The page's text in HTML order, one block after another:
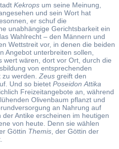
Kekrops um seine Meinung,
und sein Wort hat
er schuf die
unabhängige Gerichtsbarkeit ein
Wahlrecht – den Männern und
Wettstreit vor, in denen die beiden
Angebot unterbreiten sollen,
wert wären, dort vor Ort, durch die
von entsprechenden
werden. Zeus greift den
Und so bietet Poseidon Attika
Freizeitangebote an, während
Olivenbaum pflanzt und
an Nahrung auf
Antike erscheinen im heutigen
von heute. Denn sie wählen
Göttin Themis , der Göttin der